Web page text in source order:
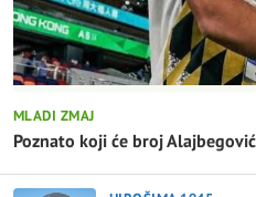
MLADI ZMAJ
Poznato koji će broj